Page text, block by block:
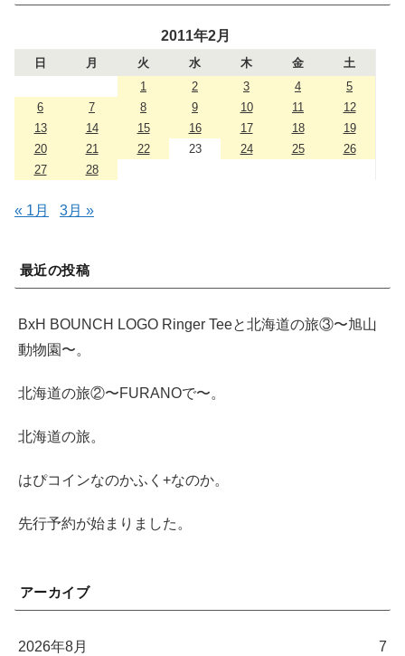
2011年2月
日 月 火 水 木 金
土
1
2 3 4
5
6
7 8 9 10 11
12
13
14 15 16 17 18
19
20
21 22 23 24 25
26
27
28
« 1月 3月 »
最近の投稿
BxH BOUNCH LOGO Ringer Teeと北海道の旅③〜旭山
動物園〜。
北海道の旅②〜FURANOで〜。
北海道の旅。
はぴコインなのかふく+なのか。
先行予約が始まりました。
アーカイブ
2026年8月 7